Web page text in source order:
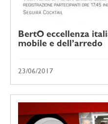
BertO eccellenza
mobile e dell’arredo
23/06/2017